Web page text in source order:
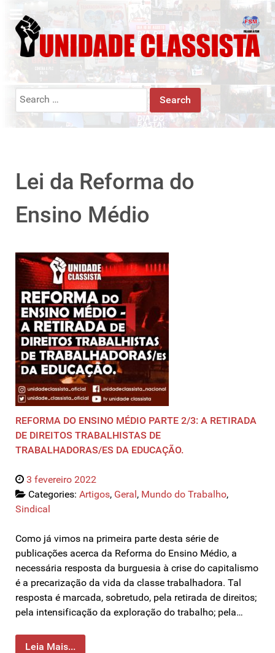
Search
Lei da Reforma do
Ensino Médio
REFORMA DO ENSINO MÉDIO PARTE 2/3: A RETIRADA
DE DIREITOS TRABALHISTAS DE
TRABALHADORAS/ES DA EDUCAÇÃO.
3 fevereiro 2022
Categories: Artigos, Geral, Mundo do Trabalho,
Sindical
Como já vimos na primeira parte desta série de
publicações acerca da Reforma do Ensino Médio, a
necessária resposta da burguesia à crise do capitalismo
é a precarização da vida da classe trabalhadora. Tal
resposta é marcada, sobretudo, pela retirada de direitos;
pela intensificação da exploração do trabalho; pela…
Leia Mais...